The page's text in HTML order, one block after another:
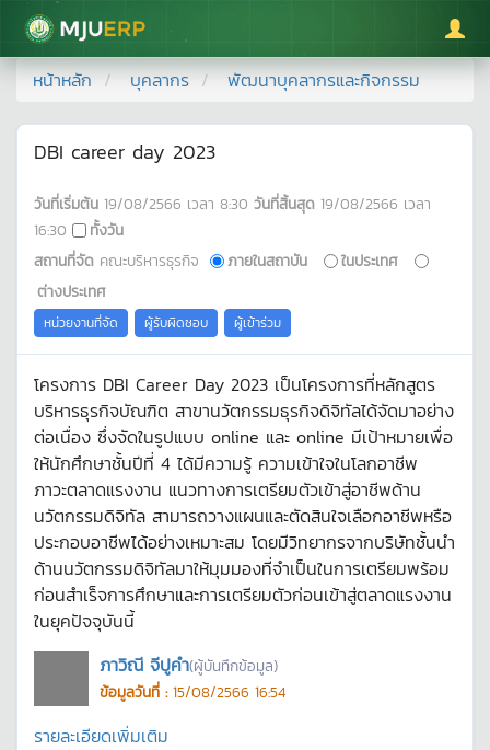
มหาวิทยาลัยแม่โจ้
หน้าหลัก บุคลากร พัฒนาบุคลากรและกิจกรรม
DBI career day 2023
วันที่เริ่มต้น 19/08/2566 เวลา 8:30 วันที่สิ้นสุด 19/08/2566 เวลา
16:30
ทั้งวัน
สถานที่จัด คณะบริหารธุรกิจ ภายในสถาบัน
ในประเทศ
ต่างประเทศ
หน่วยงานที่จัด ผู้รับผิดชอบ ผู้เข้าร่วม
โครงการ DBI Career Day 2023 เป็นโครงการที่หลักสูตร
บริหารธุรกิจบัณฑิต สาขานวัตกรรมธุรกิจดิจิทัลได้จัดมาอย่าง
ต่อเนื่อง ซึ่งจัดในรูปแบบ online และ online มีเป้าหมายเพื่อ
ให้นักศึกษาชั้นปีที่ 4 ได้มีความรู้ ความเข้าใจในโลกอาชีพ
ภาวะตลาดแรงงาน แนวทางการเตรียมตัวเข้าสู่อาชีพด้าน
นวัตกรรมดิจิทัล สามารถวางแผนและตัดสินใจเลือกอาชีพหรือ
ประกอบอาชีพได้อย่างเหมาะสม โดยมีวิทยากรจากบริษัทชั้นนำ
ด้านนวัตกรรมดิจิทัลมาให้มุมมองที่จำเป็นในการเตรียมพร้อม
ก่อนสำเร็จการศึกษาและการเตรียมตัวก่อนเข้าสู่ตลาดแรงงาน
ในยุคปัจจุบันนี้
ภาวิณี จีปูคำ(ผู้บันทึกข้อมูล)
ข้อมูลวันที่ : 15/08/2566 16:54
รายละเอียดเพิ่มเติม